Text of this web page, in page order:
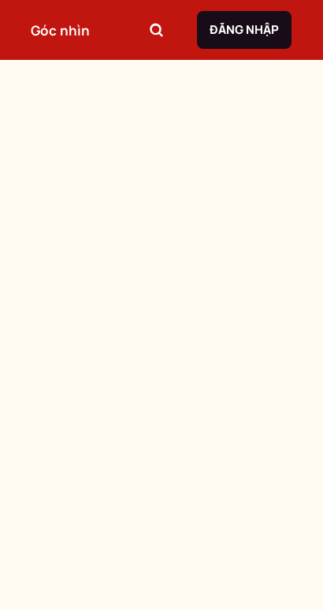
Góc nhìn ĐĂNG NHẬP